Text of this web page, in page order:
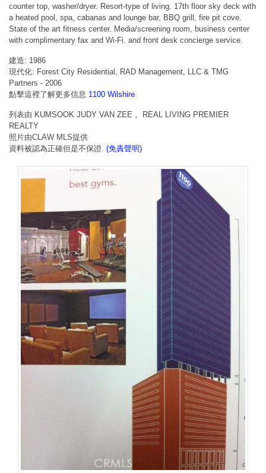
counter top, washer/dryer. Resort-type of living. 17th floor sky deck with
a heated pool, spa, cabanas and lounge bar, BBQ grill, fire pit cove.
State of the art fitness center. Media/screening room, business center
with complimentary fax and Wi-Fi. and front desk concierge service.
建造: 1986
現代化: Forest City Residential, RAD Management, LLC & TMG
Partners - 2006
點擊這裡了解更多信息 1100 Wilshire
列表由 KUMSOOK JUDY VAN ZEE 。REAL LIVING PREMIER
REALTY
照片由CLAW MLS提供
資料被認為正確但是不保證. (免責聲明)